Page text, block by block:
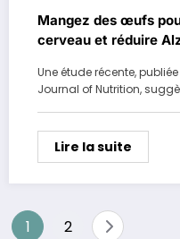
Mangez des œufs
cerveau et réduire
Une étude récente,
Journal of Nutrition,
Lire la suite
Pagination
1 2